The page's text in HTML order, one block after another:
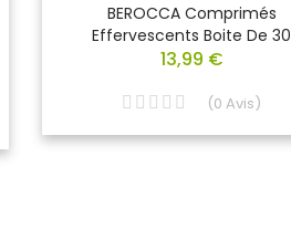
BEROCCA Comprimés
Effervescents Boite De 30
13,99 €
(0 Avis)